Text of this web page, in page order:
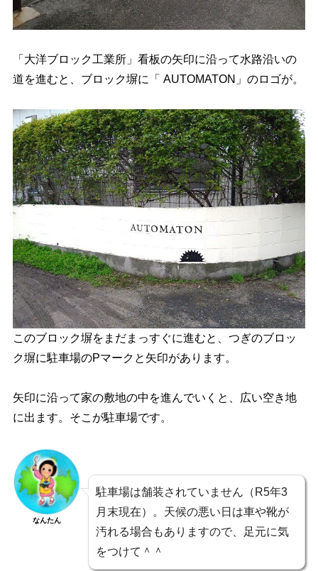
「大洋ブロック工業所」看板の矢印に沿って水路沿いの
道を進むと、ブロック塀に「 AUTOMATON」のロゴが。
このブロック塀をまだまっすぐに進むと、つぎのブロッ
ク塀に駐車場のPマークと矢印があります。
矢印に沿って家の敷地の中を進んでいくと、広い空き地
に出ます。そこが駐車場です。
なんたん
駐車場は舗装されていません（R5年3
月末現在）。天候の悪い日は車や靴が
汚れる場合もありますので、足元に気
をつけて＾＾